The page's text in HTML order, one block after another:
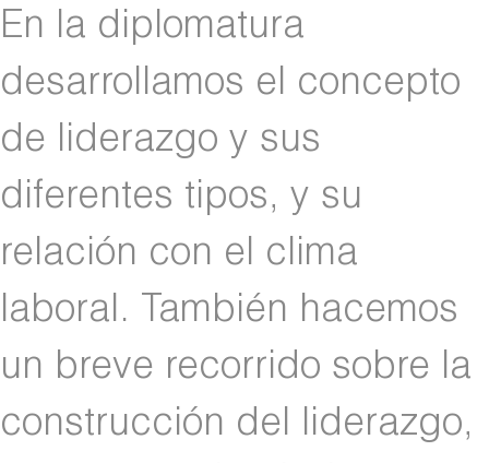
En la diplomatura
desarrollamos el concepto
de liderazgo y sus
diferentes tipos, y su
relación con el clima
laboral. También hacemos
un breve recorrido sobre la
construcción del liderazgo,